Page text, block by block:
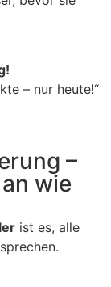
– nur heute!“
–
wie
ist es, alle